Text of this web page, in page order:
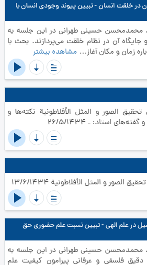
در خلقت انسان - تبیین پیوند وجودی انسان با
محمدمحسن حسینی طهرانی در این جلسه به
جایگاه آن در نظام خلقت می‌پردازند. بحث با
زمان و مکان آغاز... مشاهده بیشتر
في تحقيق الصور و المثل الأفلاطونية نکته‌ها و
استاد: ـ 26/5/1434
در علم الهی - تبیین نسبت علم حضوری حق
محمدمحسن حسینی طهرانی در این جلسه به
فلسفی و عرفانی پیرامون کیفیت علم